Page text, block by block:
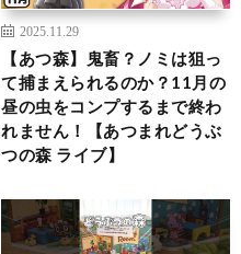
2025.11.29
【あつ森】鬼畜？ノミは狙っ
て捕まえられるのか？11月の
昼の虫をコンプするまで終わ
れません！【あつまれどうぶ
つの森 ライブ】